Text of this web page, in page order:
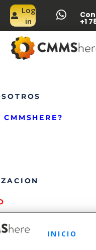
Log
in
+1
INICIO